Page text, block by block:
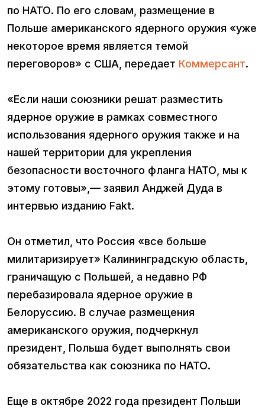
по НАТО. По его словам, размещение в
Польше американского ядерного оружия «уже
некоторое время является темой
переговоров» с США, передает Коммерсант.
«Если наши союзники решат разместить
ядерное оружие в рамках совместного
использования ядерного оружия также и на
нашей территории для укрепления
безопасности восточного фланга НАТО, мы к
этому готовы»,— заявил Анджей Дуда в
интервью изданию Fakt.
Он отметил, что Россия «все больше
милитаризирует» Калининградскую область,
граничащую с Польшей, а недавно РФ
перебазировала ядерное оружие в
Белоруссию. В случае размещения
американского оружия, подчеркнул
президент, Польша будет выполнять свои
обязательства как союзника по НАТО.
Еще в октябре 2022 года президент Польши